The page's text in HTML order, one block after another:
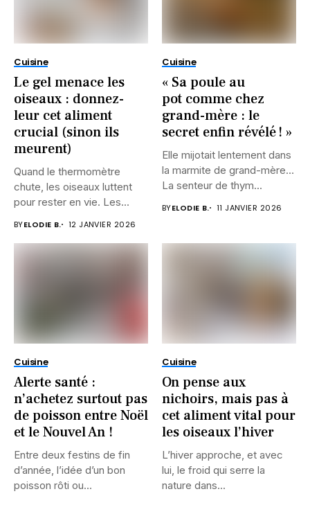
Cuisine
Le gel menace les
oiseaux : donnez-
leur cet aliment
crucial (sinon ils
meurent)
Quand le thermomètre
chute, les oiseaux luttent
pour rester en vie. Les...
BYELODIE B. 12 JANVIER 2026
Cuisine
« Sa poule au
pot comme chez
grand-mère : le
secret enfin révélé ! »
Elle mijotait lentement dans
la marmite de grand-mère…
La senteur de thym...
BYELODIE B. 11 JANVIER 2026
Cuisine
Alerte santé :
n’achetez surtout pas
de poisson entre Noël
et le Nouvel An !
Entre deux festins de fin
d’année, l’idée d’un bon
poisson rôti ou...
Cuisine
On pense aux
nichoirs, mais pas à
cet aliment vital pour
les oiseaux l’hiver
L’hiver approche, et avec
lui, le froid qui serre la
nature dans...